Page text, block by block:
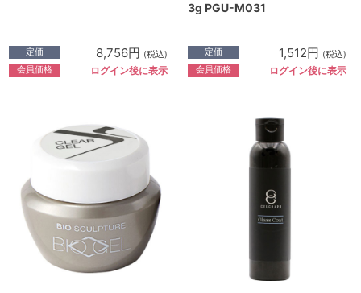
定価 8,756円 (税込)
会員価格 ログイン後に表示
3g PGU-M031
定価 1,512円 (税込)
会員価格 ログイン後に表示